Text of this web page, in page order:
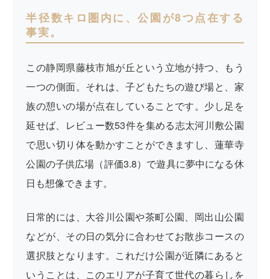
半径数キロ圏内に、公園が8つ点在する
事実。
この静岡県藤枝市旭が丘という立地が持つ、もう
一つの側面。それは、子どもたちの遊び場と、家
族の憩いの場が点在していることです。少し足を
延せば、レビュー数53件を集める志太河川敷公園
で思い切り体を動かすことができますし、蓮華寺
公園の子供広場（評価3.8）で遊具に夢中になる休
日も想像できます。
日常的には、大谷川公園や茶町公園、岡出山公園
などが、その日の気分に合わせてお散歩コースの
選択肢となります。これだけ公園が近隣にあると
いうことは、このエリアが子育て世代の暮らしを